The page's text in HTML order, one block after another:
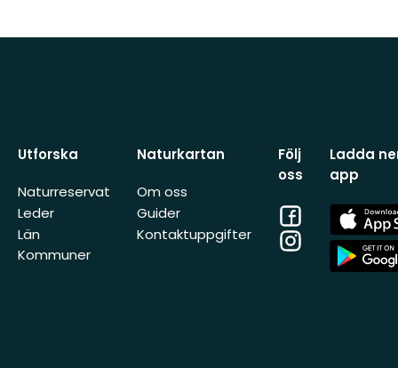
Utforska
Naturreservat
Leder
Län
Kommuner
Naturkartan
Om oss
Guider
Kontaktuppgifter
Följ
oss
Facebook
Instagram
Ladda
app
App
Store
App
Store